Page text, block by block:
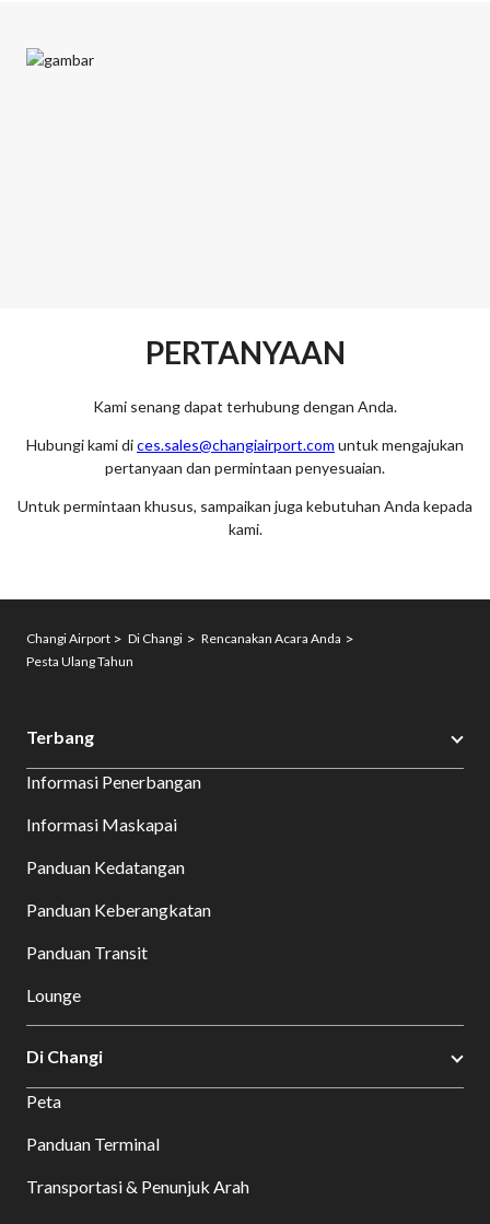
PERTANYAAN
Kami senang dapat terhubung dengan Anda.
Hubungi kami dices.sales@changiairport.com untuk mengajukan
pertanyaan dan permintaan penyesuaian.
Untuk permintaan khusus, sampaikan juga kebutuhan Anda kepada
kami.
Changi Airport Di Changi
Rencanakan Acara Anda
Pesta Ulang Tahun
Terbang
Informasi Penerbangan
Informasi Maskapai
Panduan Kedatangan
Panduan Keberangkatan
Panduan Transit
Lounge
Di Changi
Peta
Panduan Terminal
Transportasi & Penunjuk Arah